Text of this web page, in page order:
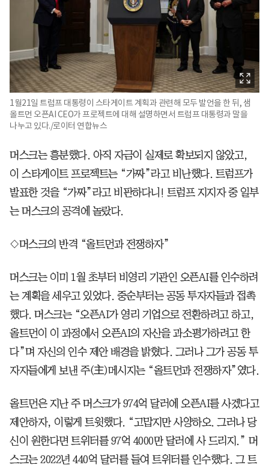
1월21일 트럼프 대통령이 스타게이트 계획과 관련해 모두 발언을 한 뒤, 샘
올트먼 오픈AI CEO가 프로젝트에 대해 설명하면서 트럼프 대통령과 말을
나누고 있다./로이터 연합뉴스
머스크는 흥분했다. 아직 자금이 실제로 확보되지 않았고,
이 스타게이트 프로젝트는 “가짜”라고 비난했다. 트럼프가
발표한 것을 “가짜”라고 비판하다니! 트럼프 지지자 중 일부
는 머스크의 공격에 놀랐다.
◇머스크의 반격 “올트먼과 전쟁하자”
머스크는 이미 1월 초부터 비영리 기관인 오픈AI를 인수하려
는 계획을 세우고 있었다. 중순부터는 공동 투자자들과 접촉
했다. 머스크는 “오픈AI가 영리 기업으로 전환하려고 하고,
올트먼이 이 과정에서 오픈AI의 자산을 과소평가하려고 한
다”며 자신의 인수 제안 배경을 밝혔다. 그러나 그가 공동 투
자자들에게 보낸 주(主)메시지는 “올트먼과 전쟁하자”였다.
올트먼은 지난 주 머스크가 974억 달러에 오픈AI를 사겠다고
제안하자, 이렇게 트윗했다. “고맙지만 사양하오. 그러나 당
신이 원한다면 트위터를 97억 4000만 달러에 사 드리지.” 머
스크는 2022년 440억 달러를 들여 트위터를 인수했다. 그 트